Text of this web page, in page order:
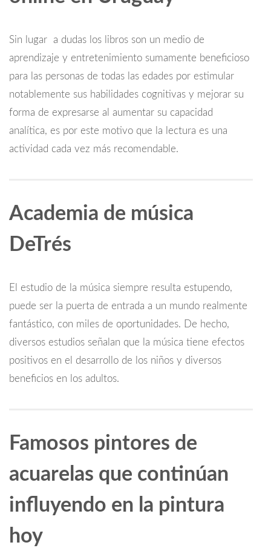
Sin lugar a dudas los libros son un medio de
aprendizaje y entretenimiento sumamente beneficioso
para las personas de todas las edades por estimular
notablemente sus habilidades cognitivas y mejorar su
forma de expresarse al aumentar su capacidad
analítica, es por este motivo que la lectura es una
actividad cada vez más recomendable.
Academia de música
DeTrés
El estudio de la música siempre resulta estupendo,
puede ser la puerta de entrada a un mundo realmente
fantástico, con miles de oportunidades. De hecho,
diversos estudios señalan que la música tiene efectos
positivos en el desarrollo de los niños y diversos
beneficios en los adultos.
Famosos pintores de
acuarelas que continúan
influyendo en la pintura
hoy